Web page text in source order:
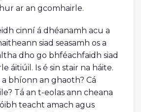
ar an gcomhairle.
cinní á dhéanamh acu a
siad seasamh os a
dho go bhféachfaidh siad
áitiúil. Is é sin stair na háite.
a bhíonn an ghaoth? Cá
Tá an t-eolas ann cheana
teacht amach agus